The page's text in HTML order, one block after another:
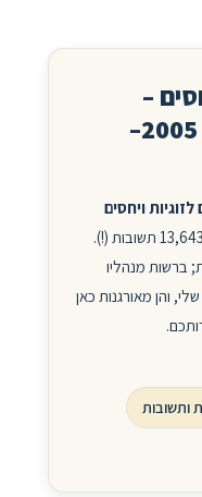
–
תשובות. 2005–
לזוגיות ויחסים
עניתי בו 13,643 תשובות (!).
ברשות מנהליו
והן מאורגנות כאן